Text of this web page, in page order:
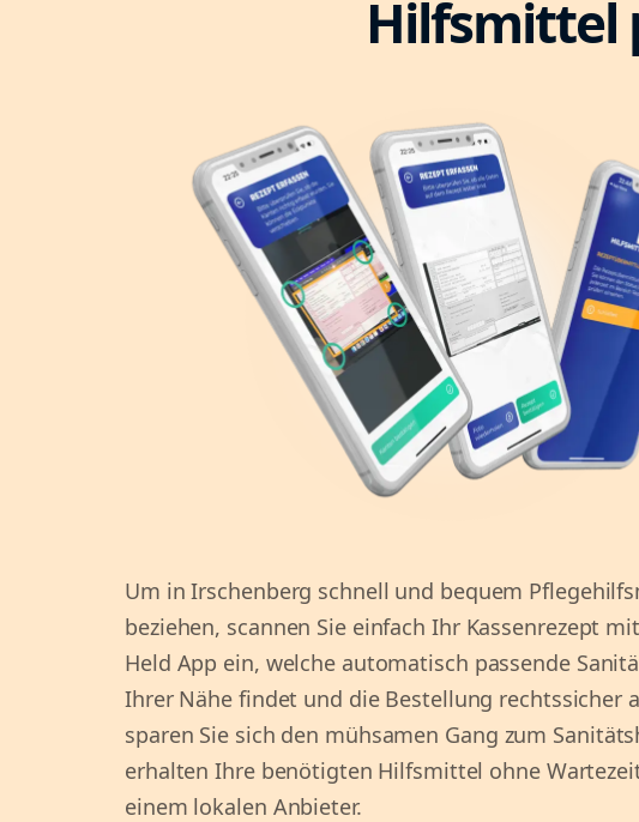
Hilfsmittel
Um in Irschenberg schnell und bequem
beziehen, scannen Sie einfach Ihr Kassenrezept
Held App ein, welche automatisch passende
Ihrer Nähe findet und die Bestellung rechtssicher
sparen Sie sich den mühsamen Gang zum
erhalten Ihre benötigten Hilfsmittel ohne
einem lokalen Anbieter.